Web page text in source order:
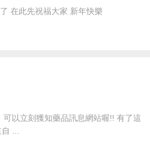
在此先祝福大家 新年快樂
可以立刻獲知藥品訊息網站喔!! 有了這
...